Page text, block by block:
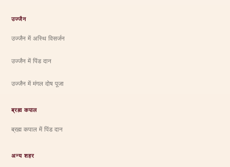
उज्जैन
उज्जैन में अस्थि विसर्जन
उज्जैन में पिंड दान
उज्जैन में मंगल दोष पूजा
ब्रह्म कपाल
ब्रह्म कपाल में पिंड दान
अन्य शहर